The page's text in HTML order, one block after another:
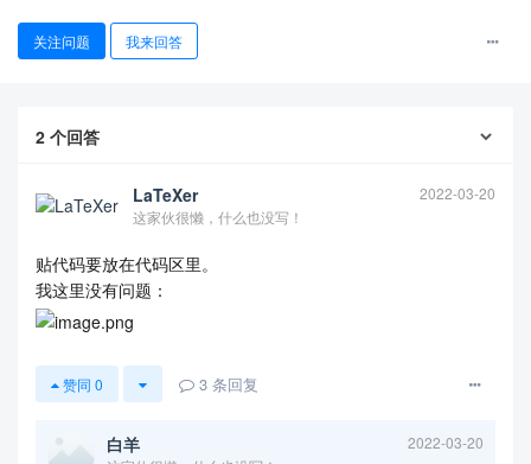
关注问题 我来回答
2 个回答
LaTeXer
2022-03-20
这家伙很懒，什么也没写！
贴代码要放在代码区里。
我这里没有问题：
赞同 0 3 条回复
白羊
2022-03-20